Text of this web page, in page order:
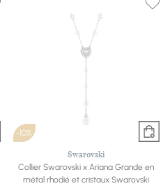
-10%
Swarovski
Collier Swarovski x Ariana Grande en
métal rhodié et cristaux Swarovski